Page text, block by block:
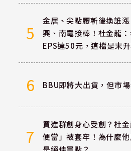
5
金居、尖點腰斬後換誰
興、南電接棒！杜金龍
EPS達50元，這檔是末
6 BBU即將大出貨，但市
7
買進群創身心受創？杜
便當」被套牢！為什麼